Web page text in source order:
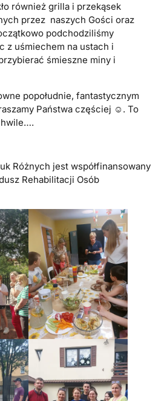
również grilla i przekąsek
przez naszych Gości oraz
podchodziliśmy
z uśmiechem na ustach i
śmieszne miny i
popołudnie, fantastycznym
Państwa częściej ☺. To
Różnych jest współfinansowany
Rehabilitacji Osób